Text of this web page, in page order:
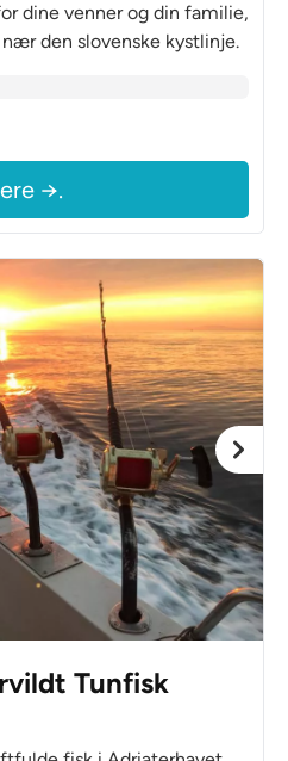
dine venner og din familie,
den slovenske kystlinje.
→.
Tunfisk